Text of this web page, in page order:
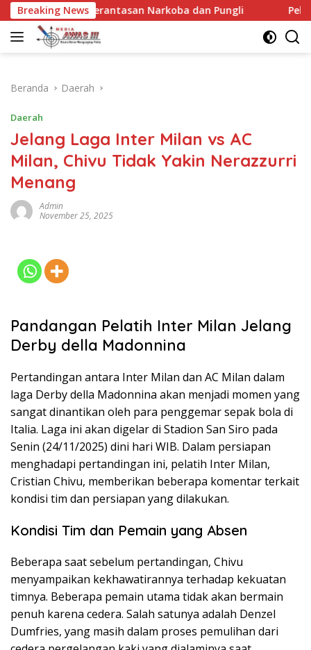
Langsung
ke
konten
Breaking News
Pemberantasan Narkoba dan Pungli
Beranda Daerah
Daerah
Jelang Laga Inter Milan vs AC
Milan, Chivu Tidak Yakin Nerazzurri
Menang
Admin
November 25, 2025
Pandangan Pelatih Inter Milan Jelang
Derby della Madonnina
Pertandingan antara Inter Milan dan AC Milan dalam
laga Derby della Madonnina akan menjadi momen yang
sangat dinantikan oleh para penggemar sepak bola di
Italia. Laga ini akan digelar di Stadion San Siro pada
Senin (24/11/2025) dini hari WIB. Dalam persiapan
menghadapi pertandingan ini, pelatih Inter Milan,
Cristian Chivu, memberikan beberapa komentar terkait
kondisi tim dan persiapan yang dilakukan.
Kondisi Tim dan Pemain yang Absen
Beberapa saat sebelum pertandingan, Chivu
menyampaikan kekhawatirannya terhadap kekuatan
timnya. Beberapa pemain utama tidak akan bermain
penuh karena cedera. Salah satunya adalah Denzel
Dumfries, yang masih dalam proses pemulihan dari